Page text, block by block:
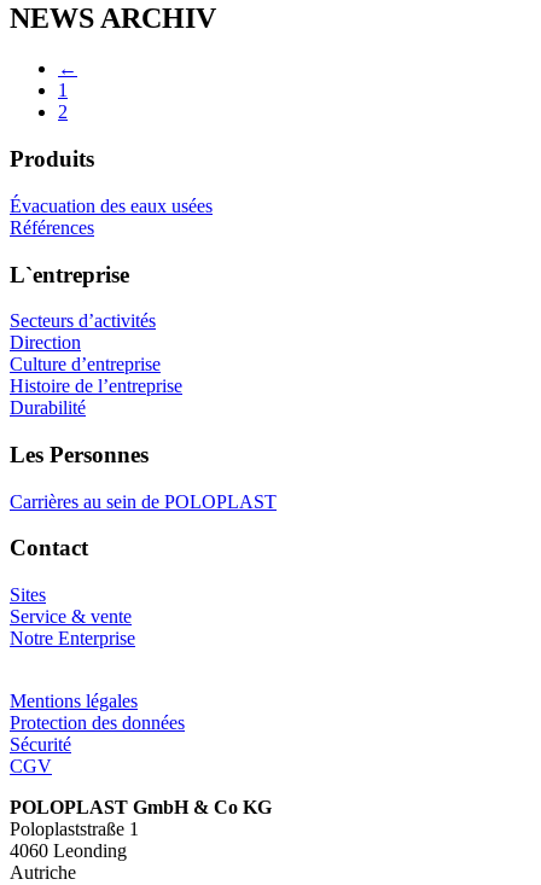
NEWS ARCHIV
←
1
2
Produits
Évacuation des eaux usées
Références
L`entreprise
Secteurs d’activités
Direction
Culture d’entreprise
Histoire de l’entreprise
Durabilité
Les Personnes
Carrières au sein de POLOPLAST
Contact
Sites
Service & vente
Notre Enterprise
Mentions légales
Protection des données
Sécurité
CGV
POLOPLAST GmbH & Co KG
Poloplaststraße 1
4060 Leonding
Autriche